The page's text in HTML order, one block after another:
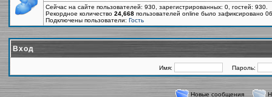
Сейчас на сайте пользователей: 930, зарегистрированных: 0, гостей:
Рекордное количество 24,668 пользователей online было зафиксировано
Подключены пользователи: Гость
Вход
Имя: Пароль:
Новые сообщения